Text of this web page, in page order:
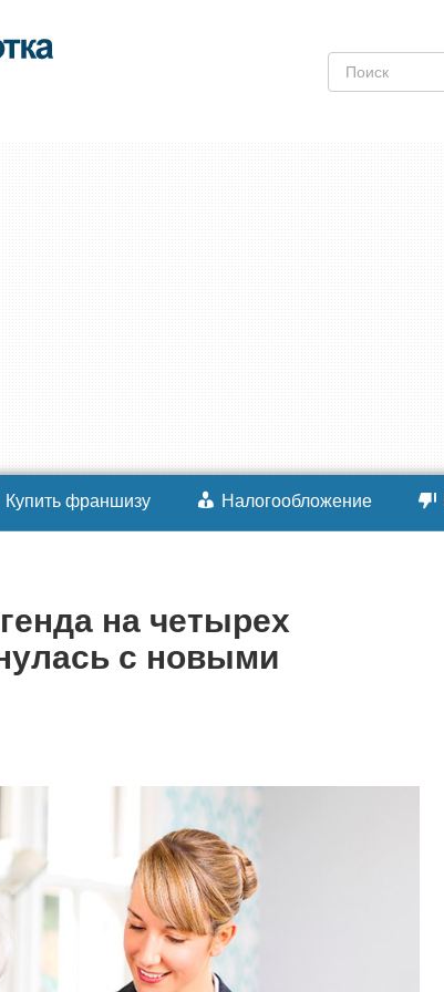
Поиск:
Купить франшизу Налогообложение
на четырех
с новыми